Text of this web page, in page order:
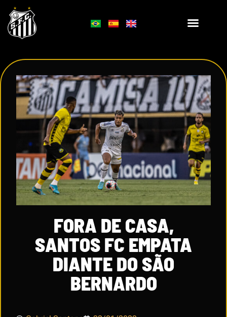
FORA DE CASA,
SANTOS FC EMPATA
DIANTE DO SÃO
BERNARDO